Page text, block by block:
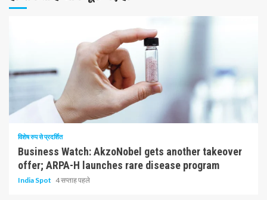
10 न्यूनतम पढ़ा
विशेष रुप से प्रदर्शित
Business Watch: AkzoNobel gets another takeover
offer; ARPA-H launches rare disease program
India Spot 4 सप्ताह पहले